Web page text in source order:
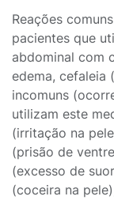
Reações
pacientes que
abdominal com
edema, cefaleia
incomuns
utilizam este
(irritação na
(prisão de
(excesso de
(coceira na